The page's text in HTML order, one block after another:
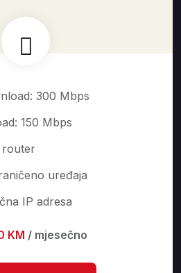
300 Mbps
150 Mbps
router
uređaja
IP adresa
KM / mjesečno